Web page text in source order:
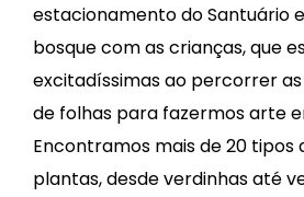
estacionamento do Santuário
bosque com as crianças, que
excitadíssimas ao percorrer
de folhas para fazermos arte
Encontramos mais de 20 tipos
plantas, desde verdinhas até